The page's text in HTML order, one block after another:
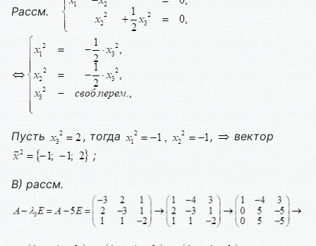
Рассм.
Пусть , тогда ,
вектор
;
В) рассм.